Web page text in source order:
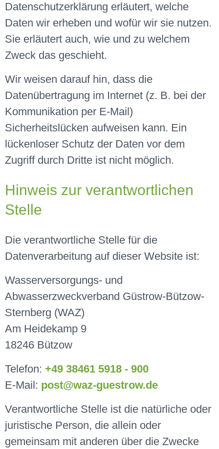
Datenschutzerklärung erläutert, welche
Daten wir erheben und wofür wir sie nutzen.
Sie erläutert auch, wie und zu welchem
Zweck das geschieht.
Wir weisen darauf hin, dass die
Datenübertragung im Internet (z. B. bei der
Kommunikation per E-Mail)
Sicherheitslücken aufweisen kann. Ein
lückenloser Schutz der Daten vor dem
Zugriff durch Dritte ist nicht möglich.
Hinweis zur verantwortlichen
Stelle
Die verantwortliche Stelle für die
Datenverarbeitung auf dieser Website ist:
Wasserversorgungs- und
Abwasserzweckverband Güstrow-Bützow-
Sternberg (WAZ)
Am Heidekamp 9
18246 Bützow
Telefon: +49 38461 5918 - 900
E-Mail: post@waz-guestrow.de
Verantwortliche Stelle ist die natürliche oder
juristische Person, die allein oder
gemeinsam mit anderen über die Zwecke